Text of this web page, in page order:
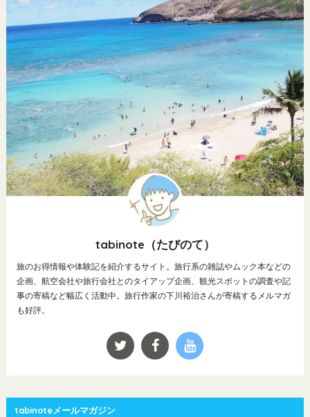
tabinote（たびのて）
旅のお得情報や体験記を紹介するサイト。旅行系の雑誌やムック本などの
企画、航空会社や旅行会社とのタイアップ企画、観光スポットの調査や記
事の寄稿など幅広く活動中。旅行作家の下川裕治さんが寄稿するメルマガ
も好評。
tabinoteメールマガジン